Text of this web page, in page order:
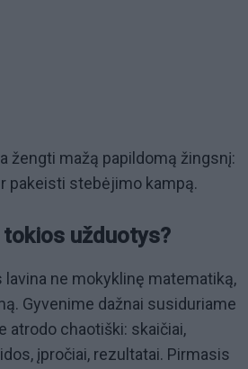
žengti mažą papildomą žingsnį:
pakeisti stebėjimo kampą.
tokios užduotys?
ne mokyklinę matematiką,
Gyvenime dažnai susiduriame
atrodo chaotiški: skaičiai,
įpročiai, rezultatai. Pirmasis